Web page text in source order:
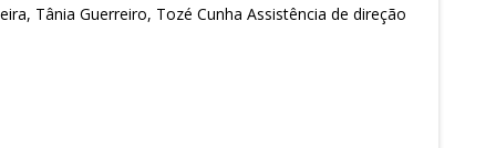
Tânia Guerreiro, Tozé Cunha Assistência de direção